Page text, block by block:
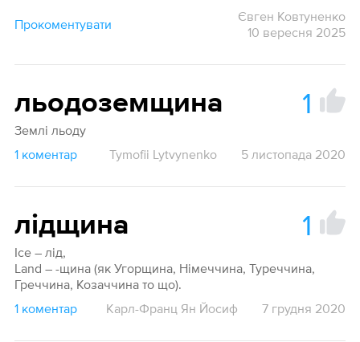
Прокоментувати
Євген Ковтуненко
10 вересня 2025
льодоземщина 1
Землі льоду
1 коментар
Tymofii Lytvynenko 5 листопада 2020
лідщина 1
Ice – лід,
Land – -щина (як Угорщина, Німеччина, Туреччина,
Греччина, Козаччина то що).
1 коментар
Карл-Франц Ян Йосиф 7 грудня 2020